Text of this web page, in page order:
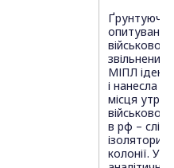
звільнених
МІПЛ
і нанесла
місця
в рф –
ізолятори і
колонії. У